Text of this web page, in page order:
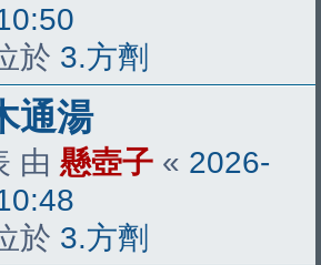
於 3.方劑
通湯
由 懸壺子 « 2026-
於 3.方劑